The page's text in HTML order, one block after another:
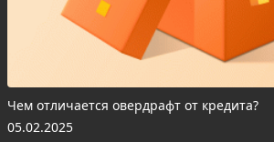
Чем отличается овердрафт от кредита?
05.02.2025